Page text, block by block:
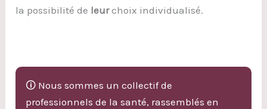
la possibilité de leurchoix individualisé.
🛈 Nous sommes un collectif de
professionnels de la santé, rassemblés en